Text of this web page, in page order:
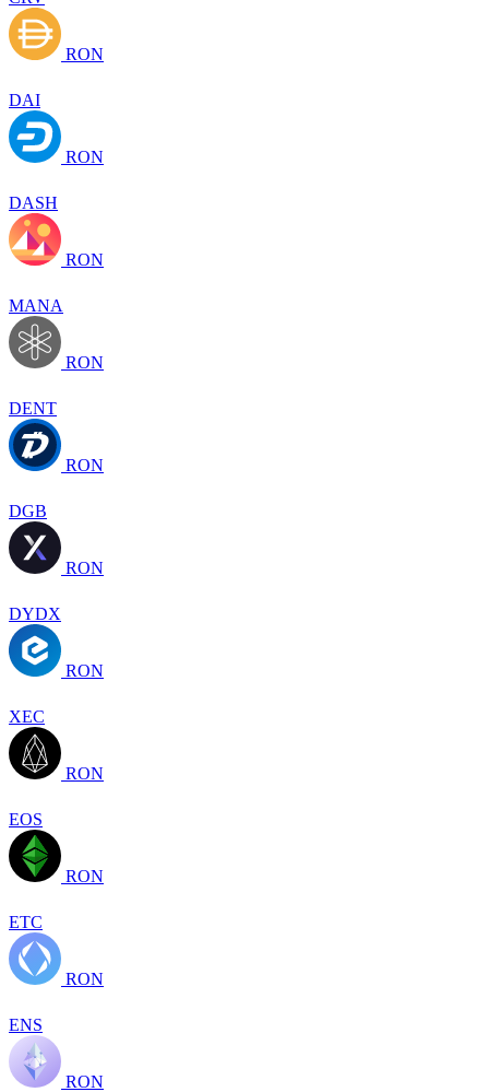
RON
DAI
RON
DASH
RON
MANA
RON
DENT
RON
DGB
RON
DYDX
RON
XEC
RON
EOS
RON
ETC
RON
ENS
RON